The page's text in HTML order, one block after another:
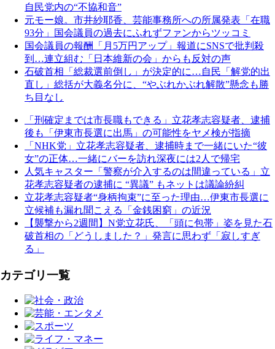
自民党内の“不協和音”
元モー娘。市井紗耶香、芸能事務所への所属発表「在職
93分」国会議員の過去にふれずファンからツッコミ
国会議員の報酬「月5万円アップ」報道にSNSで批判殺
到…連立組む「日本維新の会」からも反対の声
石破首相「総裁選前倒し」が決定的に…自民「解党的出
直し」総括が大義名分に、“やぶれかぶれ解散”懸念も勝
ち目なし
「刑確定までは市長職もできる」立花孝志容疑者、逮捕
後も「伊東市長選に出馬」の可能性をヤメ検が指摘
「NHK党」立花孝志容疑者、逮捕時まで一緒にいた“彼
女”の正体…一緒にバーを訪れ深夜には2人で帰宅
人気キャスター「警察が介入するのは間違っている」立
花孝志容疑者の逮捕に “異議” もネットは議論紛糾
立花孝志容疑者“身柄拘束”に至った理由…伊東市長選に
立候補も漏れ聞こえる「金銭困窮」の近況
【襲撃から2週間】N党立花氏、「頭に包帯」姿を見た石
破首相の「どうしました？」発言に思わず「寂しすぎ
る」
カテゴリ一覧